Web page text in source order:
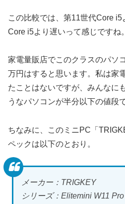
この比較では、第11世代Core
Core i5より遅いって感じですね。
家電量販店でこのクラスのパソ
万円はすると思います。私は家
たことはないですが、みんなに
うなパソコンが半分以下の値段
ちなみに、このミニPC「
ペックは以下のとおり。
メーカー：TRIGKEY
シリーズ：Elitemini W11 Pro